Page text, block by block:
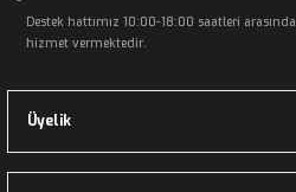
Destek hattımız 10:00-18:00 saatleri arasında
hizmet vermektedir.
Üyelik